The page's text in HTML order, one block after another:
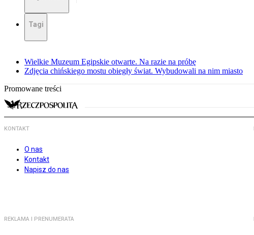
Tagi
Wielkie Muzeum Egipskie otwarte. Na razie na próbę
Zdjęcia chińskiego mostu obiegły świat. Wybudowali na nim miasto
Promowane treści
KONTAKT
O nas
Kontakt
Napisz do nas
REKLAMA I PRENUMERATA